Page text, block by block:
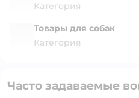
Категория
Товары для собак
Категория
Часто задаваемые